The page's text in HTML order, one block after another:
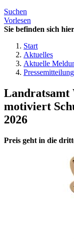
Suchen
Vorlesen
Sie befinden sich
Start
Aktuelles
Aktuelle
Landratsamt
motiviert
2026
Preis geht in die